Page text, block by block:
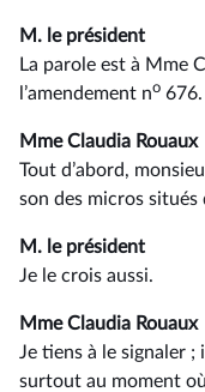
M. le président
La parole est à Mme
l’amendement no 676.
Mme Claudia Rouaux
Tout d’abord,
son des micros situés
M. le président
Je le crois aussi.
Mme Claudia Rouaux
Je tiens à le signaler
surtout au moment